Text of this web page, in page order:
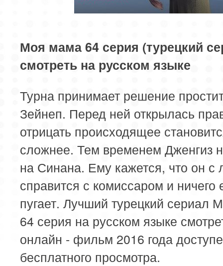
Моя мама 64 серия (турецкий
смотреть на русском языке
Турна принимает решение
Зейнеп. Перед ней открылась
отрицать происходящее
сложнее. Тем временем Дженгиз
на Синана. Ему кажется, что он с
справится с комиссаром и ничего
пугает. Лучший турецкий сериал
64 серия на русском языке
онлайн - фильм 2016 года
бесплатного просмотра.